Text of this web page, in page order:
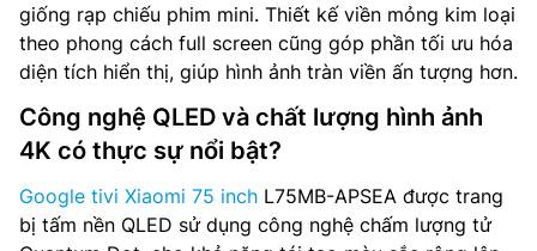
giống rạp chiếu phim mini. Thiết kế viền mỏng kim loại
theo phong cách full screen cũng góp phần tối ưu hóa
diện tích hiển thị, giúp hình ảnh tràn viền ấn tượng hơn.
Công nghệ QLED và chất lượng hình ảnh
4K có thực sự nổi bật?
Google tivi Xiaomi 75 inch L75MB-APSEA được trang
bị tấm nền QLED sử dụng công nghệ chấm lượng tử